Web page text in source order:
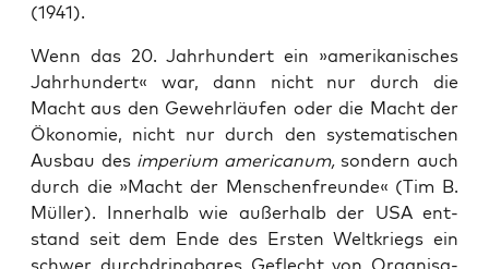
(1941).
Wenn das 20. Jahr­hun­dert ein »ame­ri­ka­ni­sches
Jahr­hun­dert« war, dann nicht nur durch die
Macht aus den Gewehr­läu­fen oder die Macht der
Öko­no­mie, nicht nur durch den sys­te­ma­ti­schen
Aus­bau des impe­ri­um ame­ri­ca­num,son­dern auch
durch die »Macht der Men­schen­freun­de« (Tim B.
Mül­ler). Inner­halb wie außer­halb der USA ent­
stand seit dem Ende des Ers­ten Welt­kriegs ein